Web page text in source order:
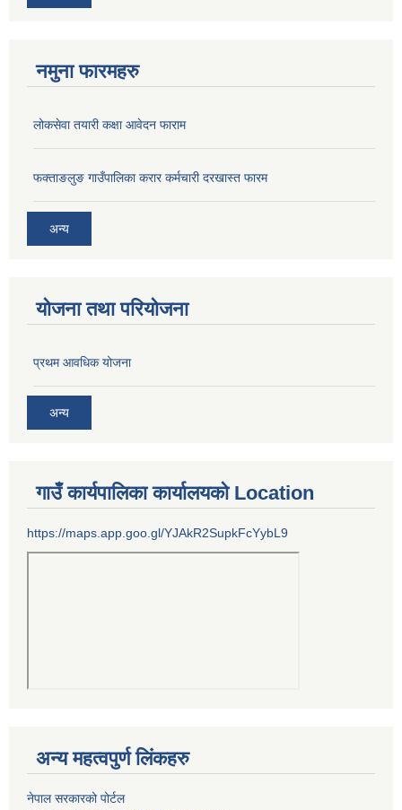
नमुना फारमहरु
लोकसेवा तयारी कक्षा आवेदन फाराम
फक्ताङलुङ गाउँपालिका करार कर्मचारी दरखास्त फारम
अन्य
योजना तथा परियोजना
प्रथम आवधिक योजना
अन्य
गाउँ कार्यपालिका कार्यालयको Location
https://maps.app.goo.gl/YJAkR2SupkFcYybL9
अन्य महत्वपुर्ण लिंकहरु
नेपाल सरकारको पोर्टल